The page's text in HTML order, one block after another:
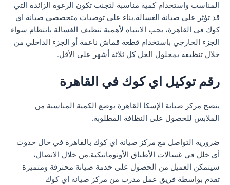
المناسب واستخدام كمية مناسبة لتجنب تكون الرغوة الزائدة التي
قد تؤثر على صيانة الغسالة.بناء على توصيات متخصصي صيانة اي
كوك في القاهرة، يجب الانتباه لأهمية تنظيف الغسالة بانتظام سواء
الجزء الخارجي باستخدام قطعة قماش ناعمة أو الجزء الداخلي من
خلال تنظيفه بمحلول الخل كل ثلاثة أشهر على الأقل.
رقم توكيل اي كوك في القاهرة
ينصح مركز صيانة الإسكا القاهرة بوضع الكمية المناسبة من
الملابس للحصول على النظافة المطلوبة.
ضرورية التواصل مع مركز صيانة اي كوك بالقاهرة في حال حدوث
أي خلل في غسالات الأطباق الأوتوماتيكية.من خلال الاتصال،
سيتمكن العميل من الحصول على خدمة صيانة محترفة ومتميزة
تقدم بواسطة فريق عمل مدرب من مركز صيانة اي كوك